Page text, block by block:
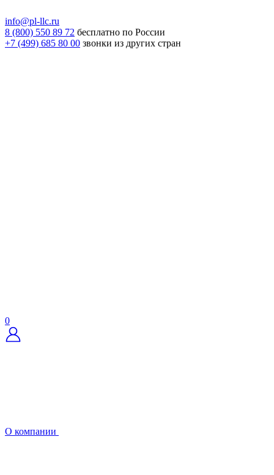
info@pl-llc.ru
8 (800) 550 89 72 бесплатно по России
+7 (499) 685 80 00 звонки из других стран
0
О компании